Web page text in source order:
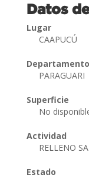
Datos
Lugar
CAAPUCÚ
Departamento
PARAGUARI
Superficie
No
Actividad
RELLENO
Estado